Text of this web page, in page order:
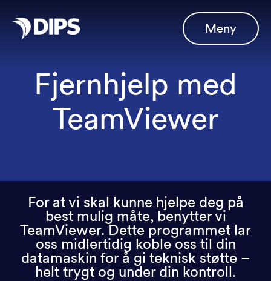
Meny
Fjernhjelp med
TeamViewer
For at vi skal kunne hjelpe deg på
best mulig måte, benytter vi
TeamViewer. Dette programmet lar
oss midlertidig koble oss til din
datamaskin for å gi teknisk støtte –
helt trygt og under din kontroll.